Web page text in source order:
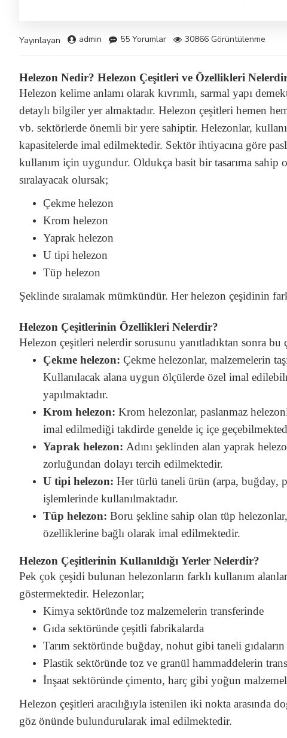
Yayınlayan admin 55 Yorumlar 30866 Görüntülenme
Helezon Nedir? Helezon Çeşitleri ve Özellikleri
Helezon kelime anlamı olarak kıvrımlı, sarmal yapı
detaylı bilgiler yer almaktadır. Helezon çeşitleri hemen
vb. sektörlerde önemli bir yere sahiptir. Helezonlar,
kapasitelerde imal edilmektedir. Sektör ihtiyacına göre
kullanım için uygundur. Oldukça basit bir tasarıma
sıralayacak olursak;
Çekme helezon
Krom helezon
Yaprak helezon
U tipi helezon
Tüp helezon
Şeklinde sıralamak mümkündür. Her helezon çeşidinin
Helezon Çeşitlerinin Özellikleri Nelerdir?
Helezon çeşitleri nelerdir sorusunu yanıtladıktan sonra
Çekme helezon: Çekme helezonlar, malzemelerin
Kullanılacak alana uygun ölçülerde özel imal
yapılmaktadır.
Krom helezon: Krom helezonlar, paslanmaz
imal edilmediği takdirde genelde iç içe
Yaprak helezon: Adını şeklinden alan yaprak
zorluğundan dolayı tercih edilmektedir.
U tipi helezon: Her türlü taneli ürün (arpa, buğday,
işlemlerinde kullanılmaktadır.
Tüp helezon: Boru şekline sahip olan tüp
özelliklerine bağlı olarak imal edilmektedir.
Helezon Çeşitlerinin Kullanıldığı Yerler Nelerdir?
Pek çok çeşidi bulunan helezonların farklı kullanım
göstermektedir. Helezonlar;
Kimya sektöründe toz malzemelerin transferinde
Gıda sektöründe çeşitli fabrikalarda
Tarım sektöründe buğday, nohut gibi taneli gıdaların
Plastik sektöründe toz ve granül hammaddelerin
İnşaat sektöründe çimento, harç gibi yoğun
Helezon çeşitleri aracılığıyla istenilen iki nokta arasında
göz önünde bulundurularak imal edilmektedir.